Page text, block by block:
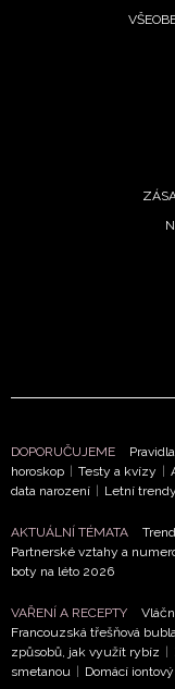
DOPORUČUJEME
horoskop
Testy a kvízy
data narození
Letní trendy
AKTUÁLNÍ TÉMATA
Partnerské vztahy a
boty na léto 2026
VAŘENÍ A RECEPTY
Francouzská třešňová
způsobů, jak využít rybíz
smetanou
Domácí